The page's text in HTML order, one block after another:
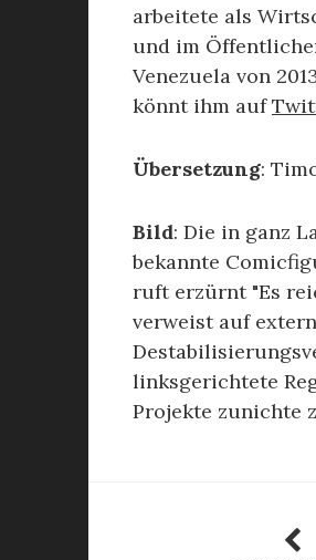
arbeitete als
und im
Venezuela von
könnt ihm auf
Übersetzung:
Bild: Die in ganz
bekannte
ruft erzürnt "Es
verweist auf
linksgerichtete
Projekte zunichte